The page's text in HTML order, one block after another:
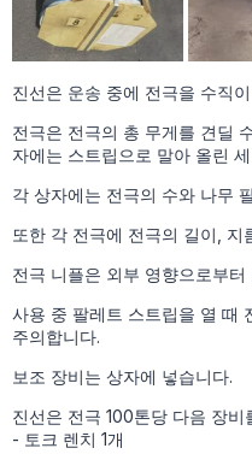
진선은 운송 중에 전극을 수직
전극은 전극의 총 무게를 견딜
자에는 스트립으로 말아 올린
각 상자에는 전극의 수와 나무
또한 각 전극에 전극의 길이, 지
전극 니플은 외부 영향으로부
사용 중 팔레트 스트립을 열 때
주의합니다.
보조 장비는 상자에 넣습니다.
진선은 전극 100톤당 다음 장비
- 토크 렌치 1개